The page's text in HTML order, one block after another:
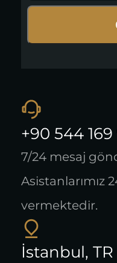
+90 544
7/24 mesaj
Asistanlarımız
vermektedir.
İstanbul, TR